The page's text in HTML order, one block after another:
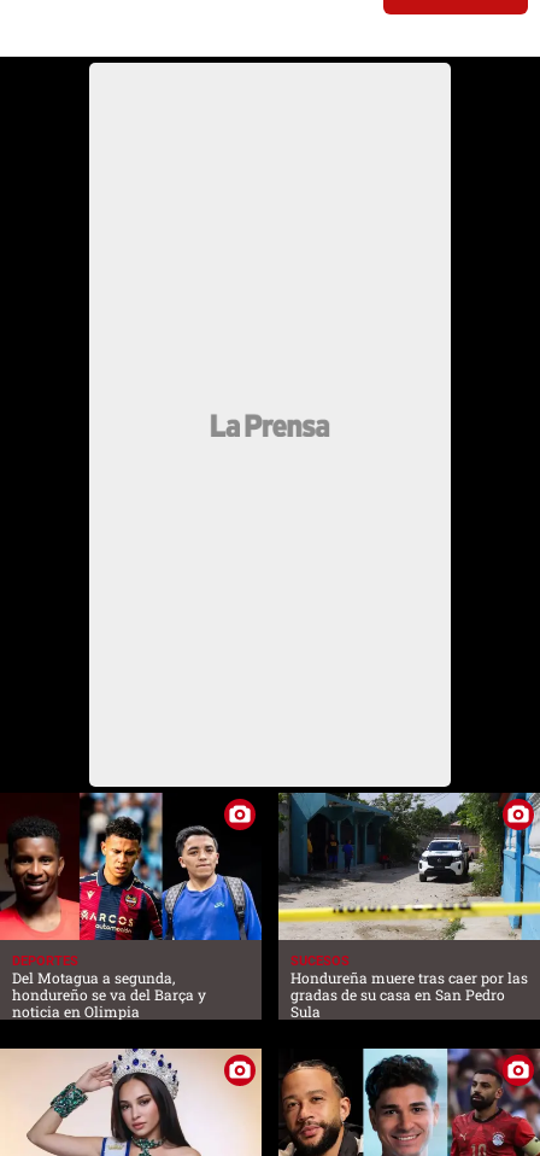
DEPORTES
Del Motagua a segunda,
hondureño se va del Barça y
noticia en Olimpia
SUCESOS
Hondureña muere tras caer por las
gradas de su casa en San Pedro
Sula